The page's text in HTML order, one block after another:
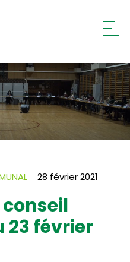
28 février 2021
février